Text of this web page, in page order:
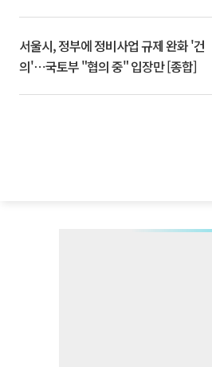
서울시, 정부에 정비사업 규제 완화 '건
의'⋯국토부 "협의 중" 입장만 [종합]